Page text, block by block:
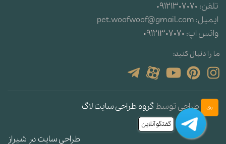
دیسپلازی لگن در سگ
ویروس دیستمپر در سگها
بيماری التهاب گوش خارجی سگ و گربه
این غذاها را هرگز به سگ تان ندهید
تغییر غذای توله سگ
گفتگو آنلاین
تلفن: 09121307070
ایمیل: pet.woofwoof@gmail.com
واتس اپ: 09121307070
ما را دنبال کنید:
طراحی توسطگروه طراحی سایت لاگ
طراحی سایت در شیراز